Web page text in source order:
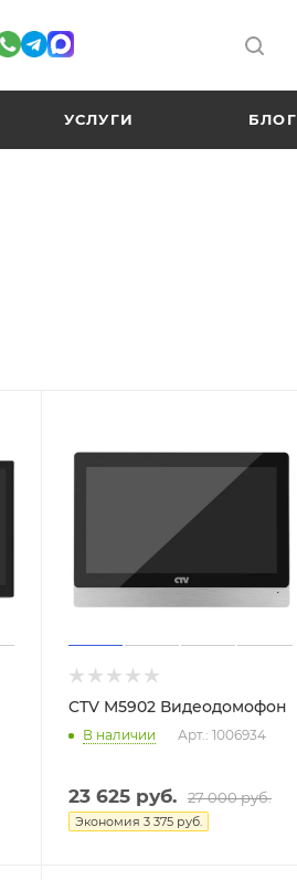
УСЛУГИ БЛОГ
CTV M5902 Видеодомофон
В наличии Арт.: 1006934
23 625 руб. 27 000руб.
Экономия 3 375 руб.